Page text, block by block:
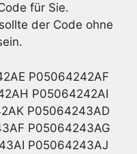
für Sie.
der Code ohne
P05064242AF
P05064242AI
P05064243AD
P05064243AG
P05064243AJ